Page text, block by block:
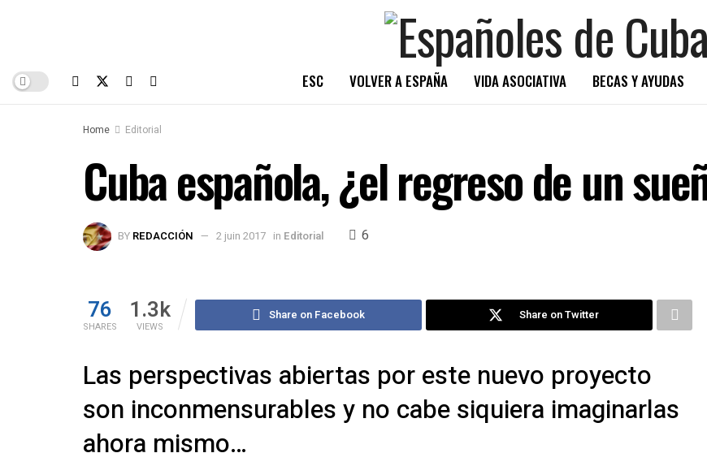
ESC VOLVER A ESPAÑA VIDA ASOCIATIVA BECAS Y AYUDAS
Home Editorial
Cuba española, ¿el regreso de un
BY REDACCIÓN 2 juin 2017 in Editorial 6
76
SHARES
1.3k
VIEWS
Share on Facebook Share on Twitter
Las perspectivas abiertas por este nuevo proyecto
son inconmensurables y no cabe siquiera imaginarlas
ahora mismo…